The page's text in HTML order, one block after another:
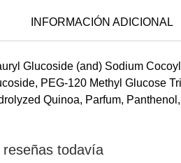
INFORMACIÓN ADICIONAL
Glucoside (and) Sodium
PEG-120 Methyl Glucose
Quinoa, Parfum,
reseñas todavía